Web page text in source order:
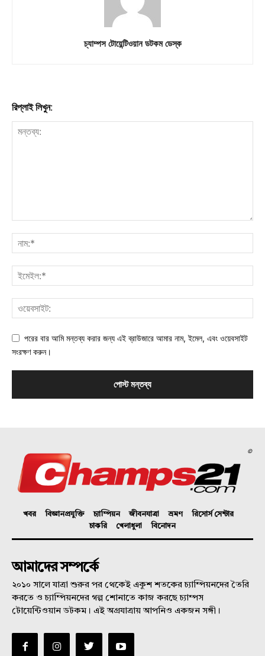
চ্যাম্পস টোয়েন্টিওয়ান ডটকম ডেস্ক
রিপ্লাই লিখুন:
পরের বার আমি মন্তব্য করার জন্য এই ব্রাউজারে আমার নাম, ইমেল, এবং ওয়েবসাইট
সংরক্ষণ করুন।
©
খবর বিজ্ঞানপ্রযুক্তি চ্যাম্পিয়ন জীবনযাত্রা ভ্রমণ
রিসোর্স সেন্টার
চাকরি
খেলাধুলা বিনোদন
আমাদের সম্পর্কে
২০১০ সালে যাত্রা শুরুর পর থেকেই একুশ শতকের চ্যাম্পিয়নদের তৈরি
করতে ও চ্যাম্পিয়নদের গল্প শোনাতে কাজ করছে চ্যাম্পস
টোয়েন্টিওয়ান ডটকম। এই অগ্রযাত্রায় আপনিও একজন সঙ্গী।